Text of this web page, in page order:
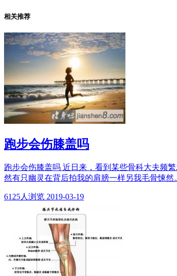
相关推荐
跑步会伤膝盖吗
跑步会伤膝盖吗 近日来，看到某些骨科大夫频
然有只幽灵在背后拍我的肩膀一样另我毛骨悚然
6125人浏览 2019-03-19